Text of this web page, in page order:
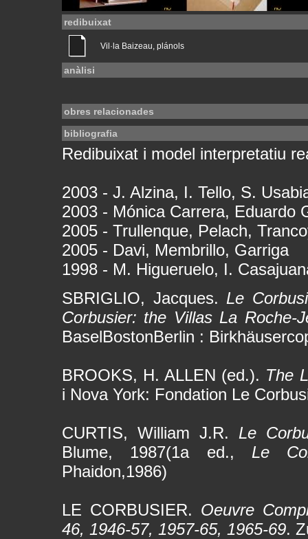
redibuixat
Vil·la Baizeau, plánols
anàlisi
obres relacionades
bibliografia
Redibuixat i model interpretatiu
2003 - J. Alzina, I. Tello, S.
2003 - Mónica Carrera, Eduardo
2005 - Trullenque, Pelach,
2005 - Davi, Membrillo, Garriga
1998 - M. Higueruelo, I.
SBRIGLIO, Jacques. Le
Corbusier: the Villas La Roche-
BaselBostonBerlin :
BROOKS, H. ALLEN (ed.). The
i Nova York: Fondation Le
CURTIS, William J.R. Le
Blume, 1987(1a ed., Le
Phaidon,1986)
LE CORBUSIER. Oeuvre
46, 1946-57, 1957-65, 1965-69.